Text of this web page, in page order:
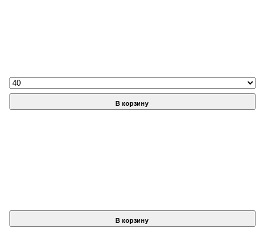
В корзину
В корзину